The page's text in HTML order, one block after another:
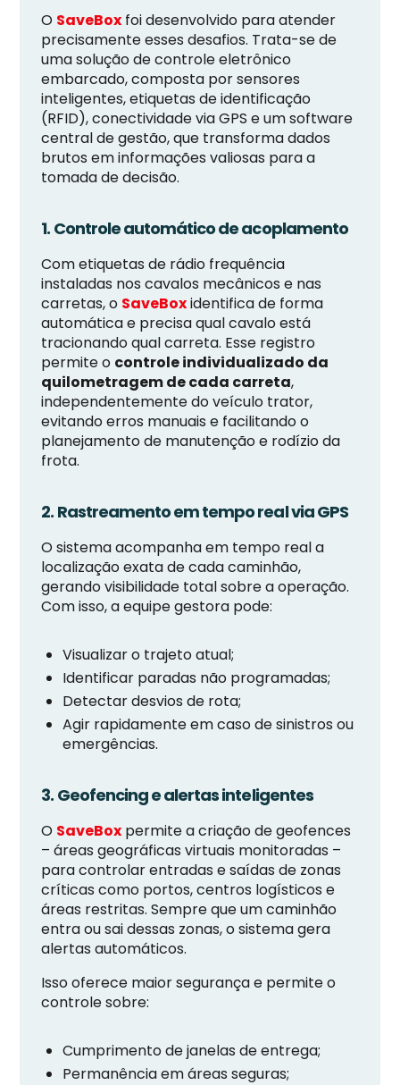
O SaveBox foi desenvolvido para atender
precisamente esses desafios. Trata-se de
uma solução de controle eletrônico
embarcado, composta por sensores
inteligentes, etiquetas de identificação
(RFID), conectividade via GPS e um software
central de gestão, que transforma dados
brutos em informações valiosas para a
tomada de decisão.
1. Controle automático de acoplamento
Com etiquetas de rádio frequência
instaladas nos cavalos mecânicos e nas
carretas, o SaveBoxidentifica de forma
automática e precisa qual cavalo está
tracionando qual carreta. Esse registro
permite o controle individualizado da
quilometragem de cada carreta,
independentemente do veículo trator,
evitando erros manuais e facilitando o
planejamento de manutenção e rodízio da
frota.
2. Rastreamento em tempo real via GPS
O sistema acompanha em tempo real a
localização exata de cada caminhão,
gerando visibilidade total sobre a operação.
Com isso, a equipe gestora pode:
Visualizar o trajeto atual;
Identificar paradas não programadas;
Detectar desvios de rota;
Agir rapidamente em caso de sinistros ou
emergências.
3. Geofencing e alertas inteligentes
O SaveBox permite a criação de geofences
– áreas geográficas virtuais monitoradas –
para controlar entradas e saídas de zonas
críticas como portos, centros logísticos e
áreas restritas. Sempre que um caminhão
entra ou sai dessas zonas, o sistema gera
alertas automáticos.
Isso oferece maior segurança e permite o
controle sobre:
Cumprimento de janelas de entrega;
Permanência em áreas seguras;